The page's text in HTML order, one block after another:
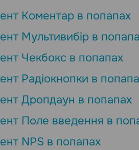
Коментар в попапах
Мультивибір в
Чекбокс в попапах
Радіокнопки в
Дропдаун в попапах
Поле введення в
NPS в попапах